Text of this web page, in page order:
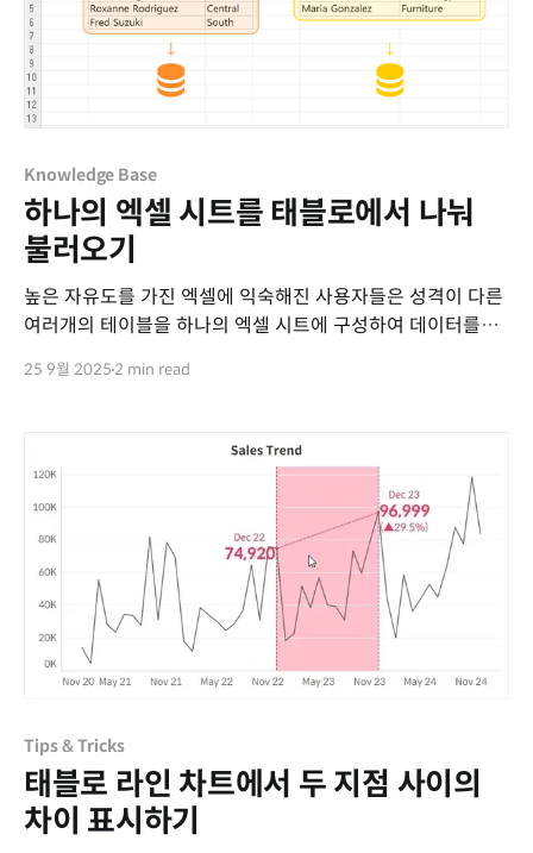
Knowledge Base
하나의 엑셀 시트를 태블로에서 나눠
불러오기
높은 자유도를 가진 엑셀에 익숙해진 사용자들은 성격이 다른
여러개의 테이블을 하나의 엑셀 시트에 구성하여 데이터를
각각의 테이블을 별도의 엑셀 시트로 나누어 저장한 뒤에
활용하여 시트 분할없이 특정 영역의 데이터들을 가져올 수
있습니다. 예시로 다음과 같은 형태의 데이터가
25 9월 20252 min read
Tips & Tricks
태블로 라인 차트에서 두 지점 사이의
차이 표시하기